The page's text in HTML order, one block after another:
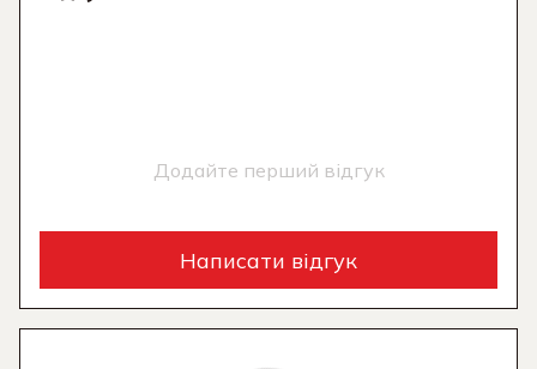
Додайте перший відгук
Написати відгук